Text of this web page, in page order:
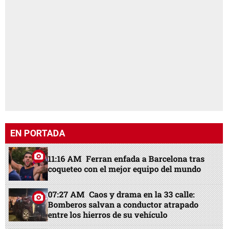
EN PORTADA
11:16 AM Ferran enfada a Barcelona tras
coqueteo con el mejor equipo del mundo
07:27 AM Caos y drama en la 33 calle:
Bomberos salvan a conductor atrapado
entre los hierros de su vehículo